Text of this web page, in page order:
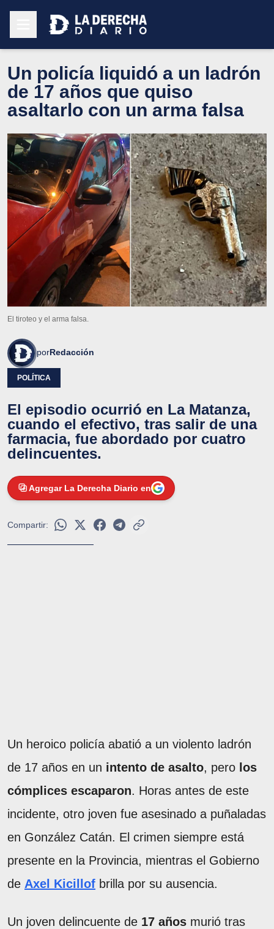
Un policía liquidó a un ladrón
de 17 años que quiso
asaltarlo con un arma falsa
El tiroteo y el arma falsa.
porRedacción
POLÍTICA
El episodio ocurrió en La Matanza,
cuando el efectivo, tras salir de una
farmacia, fue abordado por cuatro
delincuentes.
Agregar La Derecha Diario en
Compartir:
Un heroico policía abatió a un violento ladrón
de 17 años en un intento de asalto, pero los
cómplices escaparon. Horas antes de este
incidente, otro joven fue asesinado a puñaladas
en González Catán. El crimen siempre está
presente en la Provincia, mientras el Gobierno
de Axel Kicillof brilla por su ausencia.
Un joven delincuente de 17 años murió tras